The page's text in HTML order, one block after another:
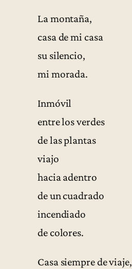
La montaña,
casa de mi casa
su silencio,
mi morada.
Inmóvil
entre los verdes
de las plantas
viajo
hacia adentro
de un cuadrado
incendiado
de colores.
Casa siempre de viaje,